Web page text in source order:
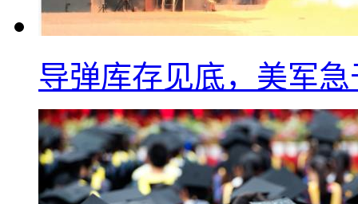
导弹库存见底，美军